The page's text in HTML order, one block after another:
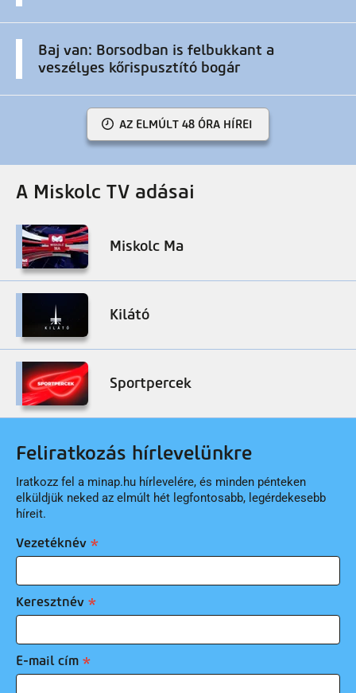
Baj van: Borsodban is felbukkant a
veszélyes kőrispusztító bogár
AZ ELMÚLT 48 ÓRA HÍREI
A Miskolc TV adásai
Miskolc Ma
Kilátó
Sportpercek
Feliratkozás hírlevelünkre
Iratkozz fel a minap.hu hírlevelére, és minden pénteken
elküldjük neked az elmúlt hét legfontosabb, legérdekesebb
híreit.
Vezetéknév
Keresztnév
E-mail cím